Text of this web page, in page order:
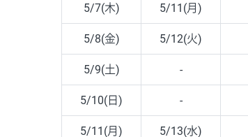
5/7(木) 5/11(月)
5/8(金) 5/12(火)
5/9(土) -
5/10(日) -
5/11(月) 5/13(水)